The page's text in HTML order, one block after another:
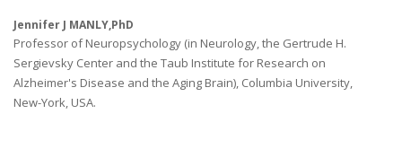
Jennifer J MANLY,PhD
Professor of Neuropsychology (in Neurology, the Gertrude H.
Sergievsky Center and the Taub Institute for Research on
Alzheimer's Disease and the Aging Brain), Columbia University,
New-York, USA.